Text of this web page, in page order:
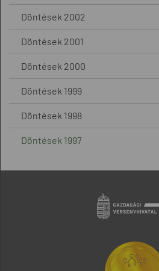
Döntések 2002
Döntések 2001
Döntések 2000
Döntések 1999
Döntések 1998
Döntések 1997